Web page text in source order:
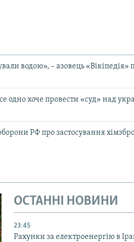
водою», – азовець «Вікіпедія»
одно хоче провести «суд» над
РФ про застосування
ОСТАННІ НОВИНИ
23:45
Рахунки за електроенергію в